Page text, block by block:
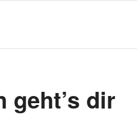
geht’s dir